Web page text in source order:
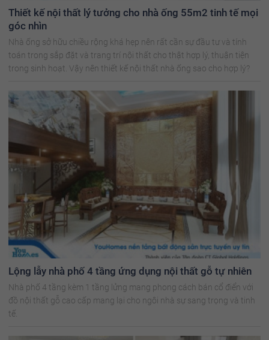
Thiết kế nội thất lý tưởng cho nhà ống 55m2 tinh tế mọi
góc nhìn
Nhà ống sở hữu chiều rộng khá hẹp nên rất cần sự đầu tư và tính
toán trong sắp đặt và trang trí nội thất cho thật hợp lý, thuận tiện
trong sinh hoạt. Vậy nên thiết kế nội thất nhà ống sao cho hợp lý?
Lộng lẫy nhà phố 4 tầng ứng dụng nội thất gỗ tự nhiên
Nhà phố 4 tầng kèm 1 tầng lửng mang phong cách bán cổ điển với
đồ nội thất gỗ cao cấp mang lại cho ngôi nhà sự sang trọng và tinh
tế.